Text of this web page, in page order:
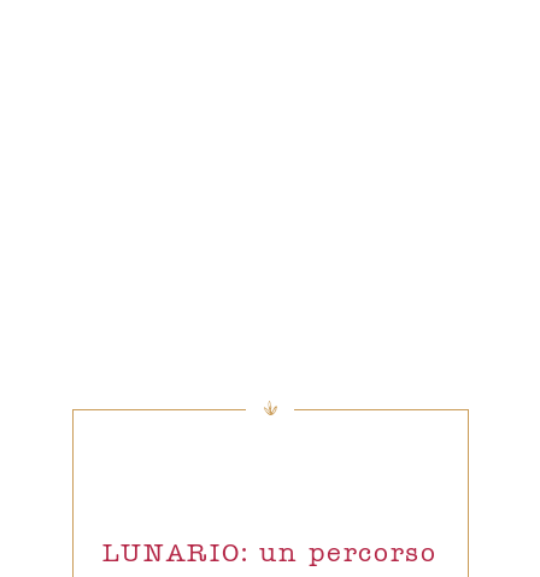
LUNARIO: un percorso